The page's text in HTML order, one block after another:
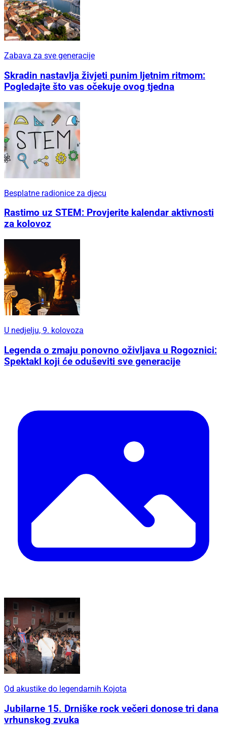
Zabava za sve generacije
Skradin nastavlja živjeti punim ljetnim ritmom:
Pogledajte što vas očekuje ovog tjedna
Besplatne radionice za djecu
Rastimo uz STEM: Provjerite kalendar aktivnosti
za kolovoz
U nedjelju, 9. kolovoza
Legenda o zmaju ponovno oživljava u Rogoznici:
Spektakl koji će oduševiti sve generacije
Od akustike do legendarnih Kojota
Jubilarne 15. Drniške rock večeri donose tri dana
vrhunskog zvuka